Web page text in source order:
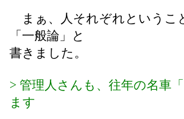
まぁ、人それぞれというこ
「一般論」と
書きました。
> 管理人さんも、往年の名車
ます